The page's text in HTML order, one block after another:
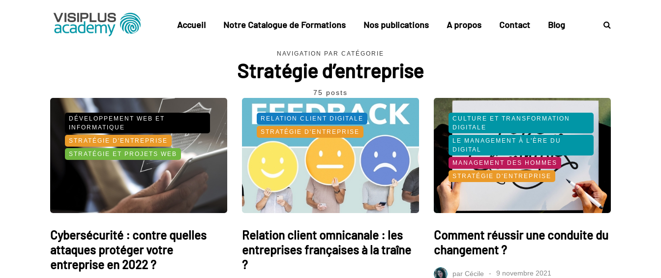
Accueil Notre Catalogue de Formations Nos publications A propos Contact Blog
NAVIGATION PAR CATÉGORIE
Stratégie d’entreprise
75 posts
DÉVELOPPEMENT WEB ET
INFORMATIQUE
STRATÉGIE D'ENTREPRISE
STRATÉGIE ET PROJETS WEB
Cybersécurité : contre quelles
attaques protéger votre
entreprise en 2022 ?
RELATION CLIENT DIGITALE
STRATÉGIE D'ENTREPRISE
Relation client omnicanale : les
entreprises françaises à la traîne
?
CULTURE ET TRANSFORMATION
DIGITALE
LE MANAGEMENT À L'ÈRE DU
DIGITAL
MANAGEMENT DES HOMMES
STRATÉGIE D'ENTREPRISE
Comment réussir une conduite du
changement ?
par Cécile 9 novembre 2021